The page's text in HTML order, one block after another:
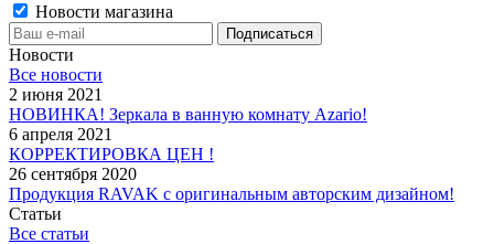
Новости магазина
Новости
Все новости
2 июня 2021
НОВИНКА! Зеркала в ванную комнату Azario!
6 апреля 2021
КОРРЕКТИРОВКА ЦЕН !
26 сентября 2020
Продукция RAVAK с оригинальным авторским дизайном!
Статьи
Все статьи